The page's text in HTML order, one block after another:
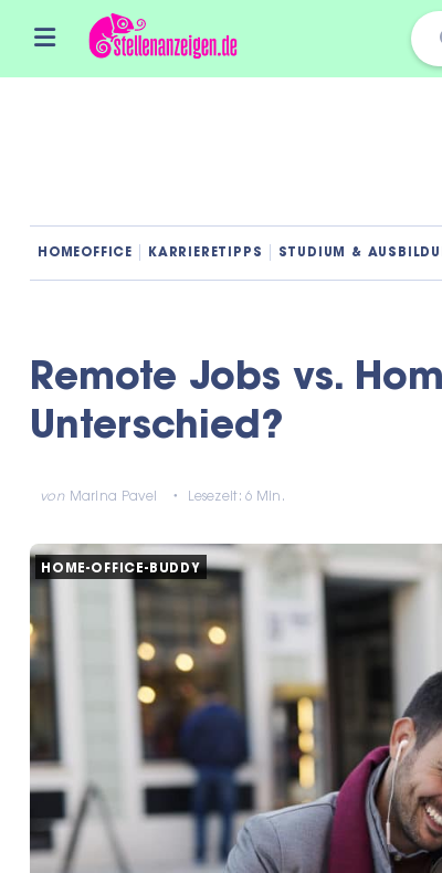
HOMEOFFICE KARRIERETIPPS STUDIUM &
Remote Jobs vs.
Unterschied?
von Marina Pavel Lesezeit: 6 Min.
HOME-OFFICE-BUDDY